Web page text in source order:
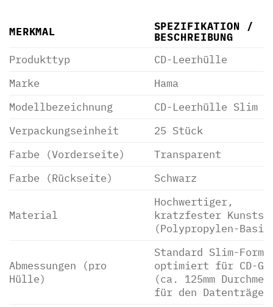
MERKMAL SPEZIFIKATION /
BESCHREIBUNG
Produkttyp
CD-Leerhülle
Marke
Hama
Modellbezeichnung
CD-Leerhülle Slim
Verpackungseinheit
25 Stück
Farbe (Vorderseite)
Transparent
Farbe (Rückseite)
Schwarz
Material
Hochwertiger,
kratzfester
(Polypropylen-
Abmessungen (pro
Hülle)
Standard Slim-
optimiert für CD-
(ca. 125mm
für den